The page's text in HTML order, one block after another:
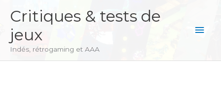
contenu
Critiques & tests de
jeux
Indés, rétrogaming et AAA